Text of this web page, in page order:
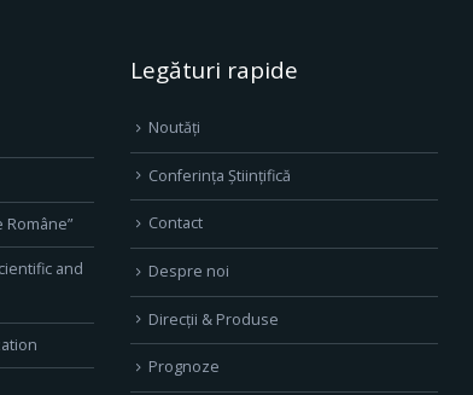
Române”
and
Legături rapide
Noutăți
Conferința Științifică
Contact
Despre noi
Direcţii & Produse
Prognoze